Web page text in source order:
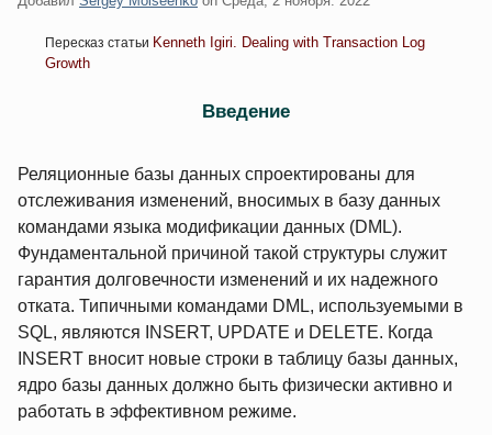
Пересказ статьи Kenneth Igiri. Dealing with Transaction Log
Growth
Введение
Реляционные базы данных спроектированы для
отслеживания изменений, вносимых в базу данных
командами языка модификации данных (DML).
Фундаментальной причиной такой структуры служит
гарантия долговечности изменений и их надежного
отката. Типичными командами DML, используемыми в
SQL, являются INSERT, UPDATE и DELETE. Когда
INSERT вносит новые строки в таблицу базы данных,
ядро базы данных должно быть физически активно и
работать в эффективном режиме.